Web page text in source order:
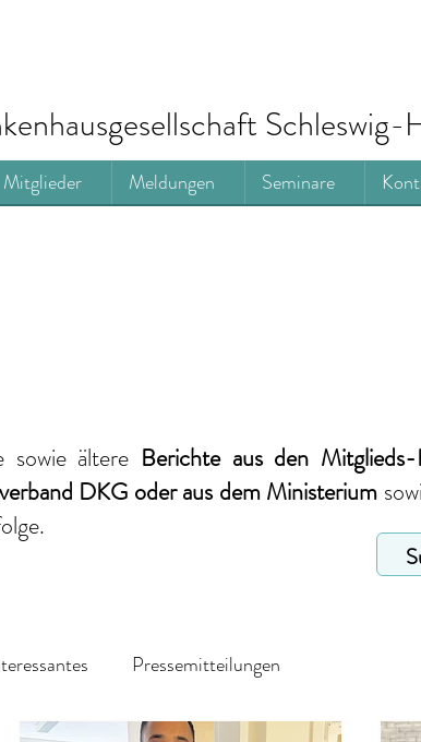
Mitglieder Meldungen Seminare
sowie ältere Berichte aus den Mitglieds-
DKG oder aus dem Ministerium
Pressemitteilungen